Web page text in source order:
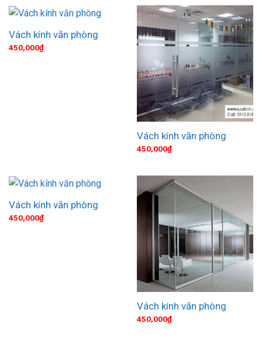
Vách kính văn phòng
450,000₫
Vách kính văn phòng
450,000₫
Vách kính văn phòng
450,000₫
Vách kính văn phòng
450,000₫